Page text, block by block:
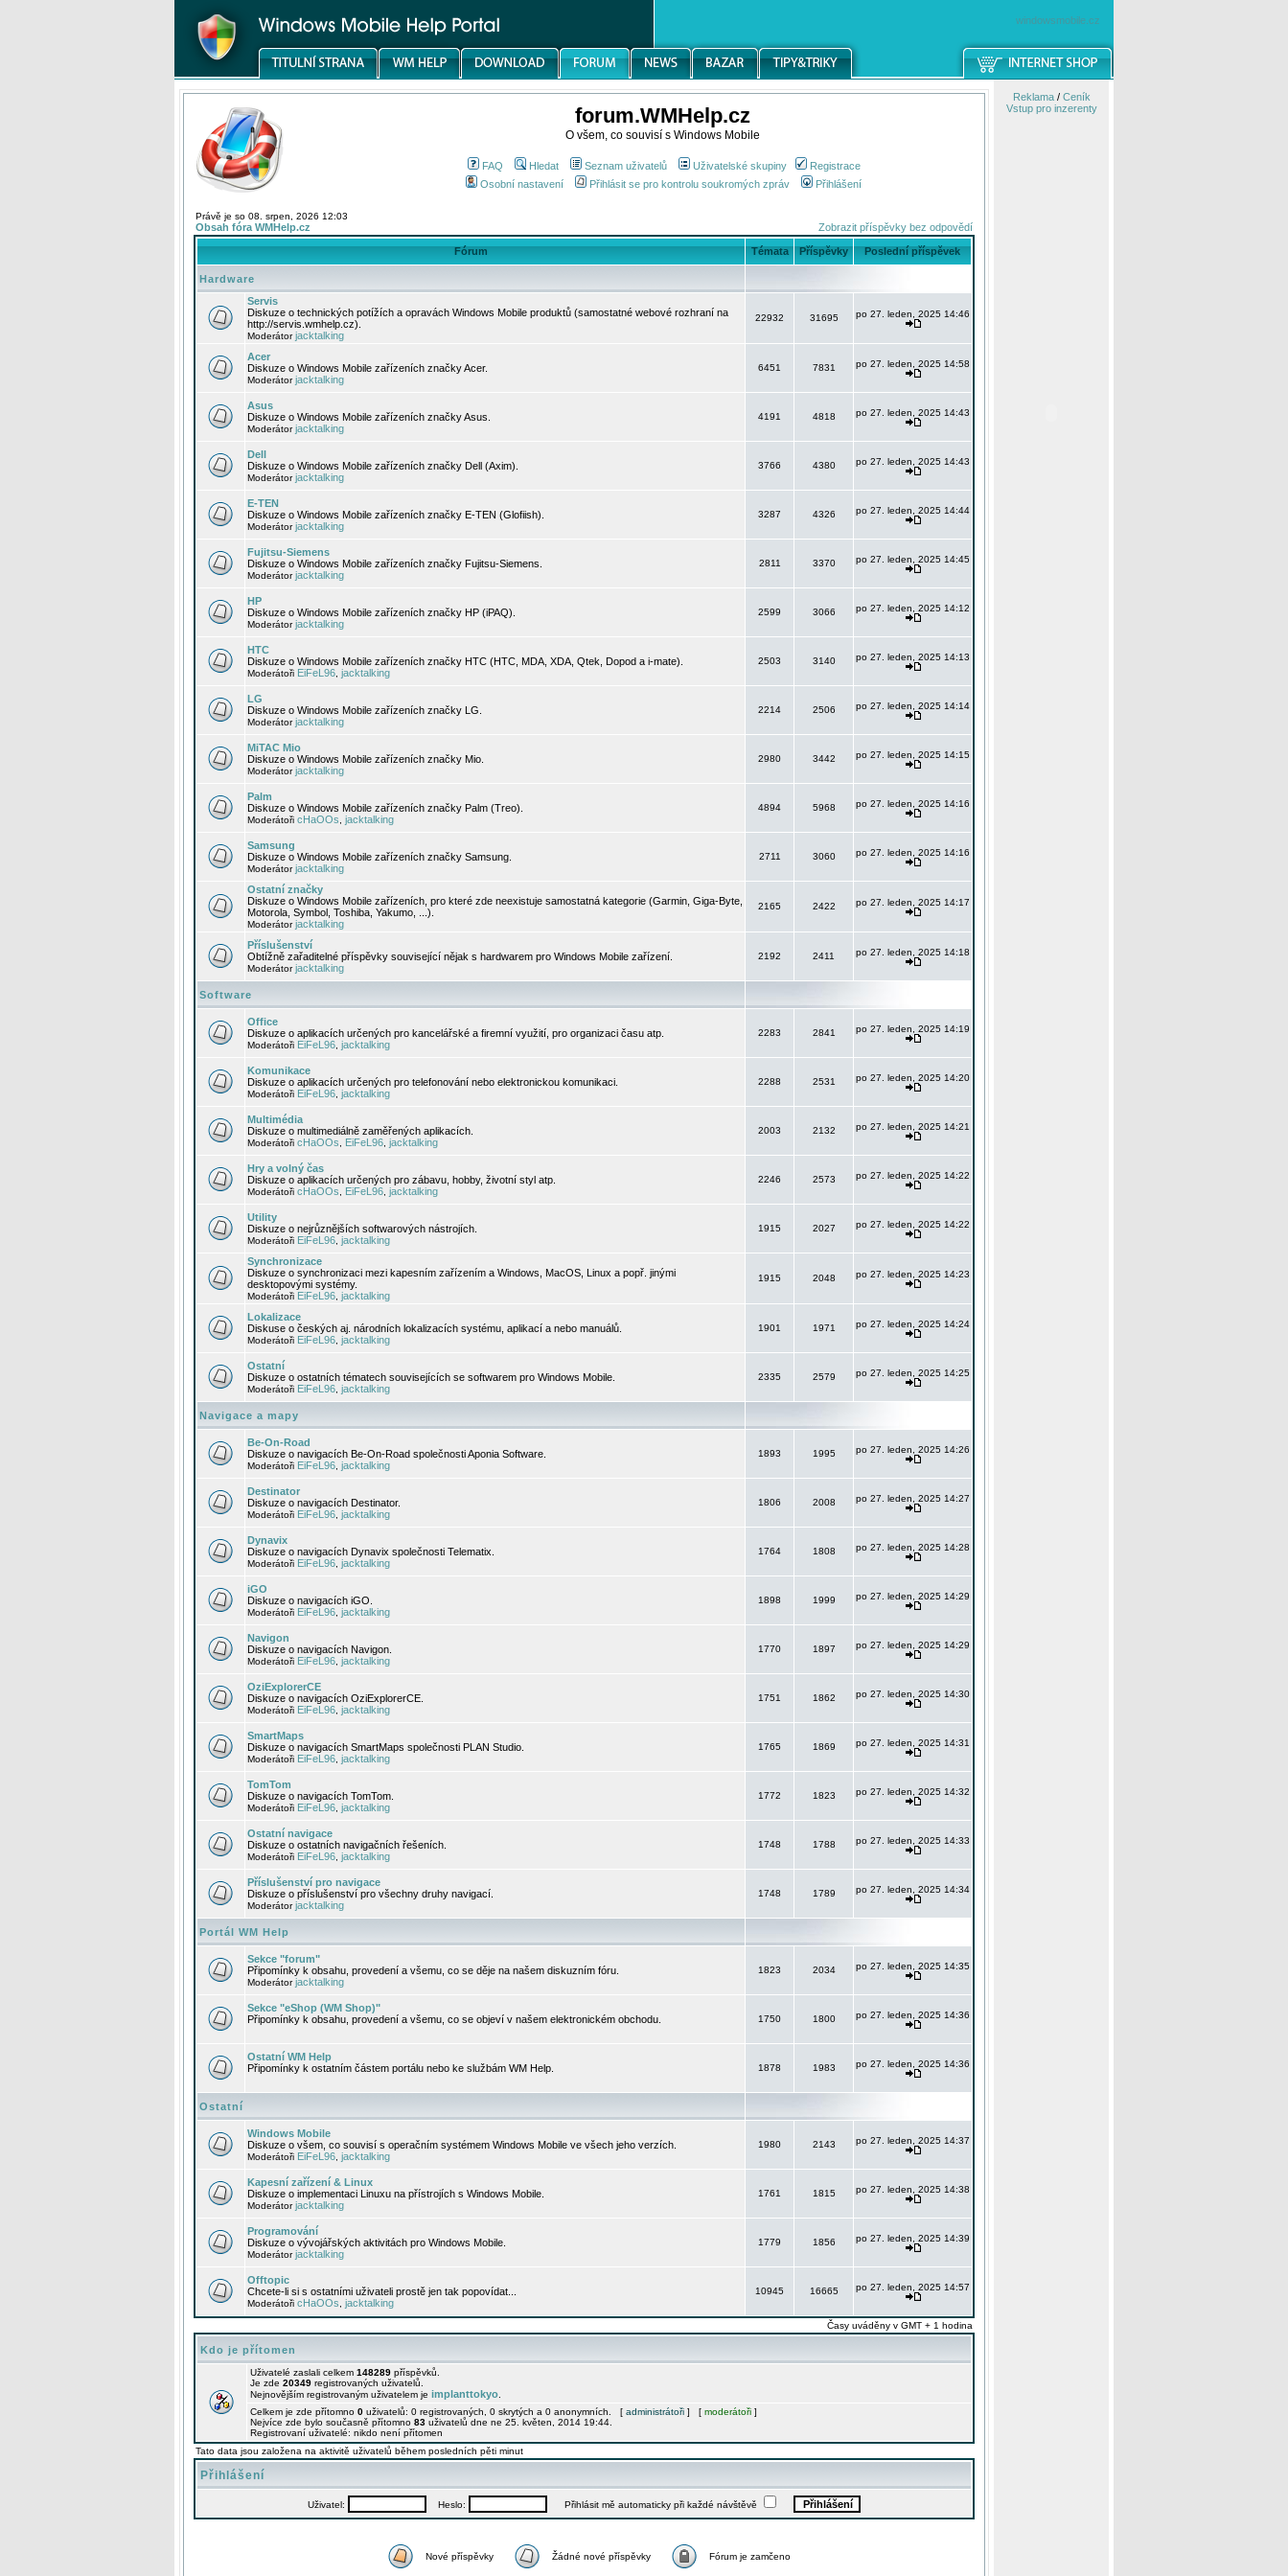
windowsmobile.cz
forum.WMHelp.cz
O všem, co souvisí s Windows Mobile
FAQ Hledat Seznam uživatelů Uživatelské skupiny
Registrace
Osobní nastavení
Přihlásit se pro kontrolu soukromých zpráv Přihlášení
Právě je so 08. srpen, 2026 12:03
Obsah fóra WMHelp.cz Zobrazit příspěvky bez odpovědí
Fórum Témata Příspěvky Poslední příspěvek
Hardware
Servis
Diskuze o technických potížích a opravách Windows Mobile produktů (samostatné webové rozhraní na
http://servis.wmhelp.cz).
Moderátorjacktalking
22932 31695 po 27. leden, 2025 14:46
Acer
Diskuze o Windows Mobile zařízeních značky Acer.
Moderátorjacktalking
6451 7831 po 27. leden, 2025 14:58
Asus
Diskuze o Windows Mobile zařízeních značky Asus.
Moderátorjacktalking
4191 4818 po 27. leden, 2025 14:43
Dell
Diskuze o Windows Mobile zařízeních značky Dell (Axim).
Moderátorjacktalking
3766 4380 po 27. leden, 2025 14:43
E-TEN
Diskuze o Windows Mobile zařízeních značky E-TEN (Glofiish).
Moderátorjacktalking
3287 4326 po 27. leden, 2025 14:44
Fujitsu-Siemens
Diskuze o Windows Mobile zařízeních značky Fujitsu-Siemens.
Moderátorjacktalking
2811 3370 po 27. leden, 2025 14:45
HP
Diskuze o Windows Mobile zařízeních značky HP (iPAQ).
Moderátorjacktalking
2599 3066 po 27. leden, 2025 14:12
HTC
Diskuze o Windows Mobile zařízeních značky HTC (HTC, MDA, XDA, Qtek, Dopod a i-mate).
Moderátoři EiFeL96 jacktalking
2503 3140 po 27. leden, 2025 14:13
LG
Diskuze o Windows Mobile zařízeních značky LG.
Moderátorjacktalking
2214 2506 po 27. leden, 2025 14:14
MiTAC Mio
Diskuze o Windows Mobile zařízeních značky Mio.
Moderátorjacktalking
2980 3442 po 27. leden, 2025 14:15
Palm
Diskuze o Windows Mobile zařízeních značky Palm (Treo).
Moderátoři cHaOOs jacktalking
4894 5968 po 27. leden, 2025 14:16
Samsung
Diskuze o Windows Mobile zařízeních značky Samsung.
Moderátorjacktalking
2711 3060 po 27. leden, 2025 14:16
Ostatní značky
Diskuze o Windows Mobile zařízeních, pro které zde neexistuje samostatná kategorie (Garmin, Giga-Byte,
Motorola, Symbol, Toshiba, Yakumo, ...).
Moderátorjacktalking
2165 2422 po 27. leden, 2025 14:17
Příslušenství
Obtížně zařaditelné příspěvky související nějak s hardwarem pro Windows Mobile zařízení.
Moderátorjacktalking
2192 2411 po 27. leden, 2025 14:18
Software
Office
Diskuze o aplikacích určených pro kancelářské a firemní využití, pro organizaci času atp.
Moderátoři EiFeL96 jacktalking
2283 2841 po 27. leden, 2025 14:19
Komunikace
Diskuze o aplikacích určených pro telefonování nebo elektronickou komunikaci.
Moderátoři EiFeL96 jacktalking
2288 2531 po 27. leden, 2025 14:20
Multimédia
Diskuze o multimediálně zaměřených aplikacích.
Moderátoři cHaOOs EiFeL96 jacktalking
2003 2132 po 27. leden, 2025 14:21
Hry a volný čas
Diskuze o aplikacích určených pro zábavu, hobby, životní styl atp.
Moderátoři cHaOOs EiFeL96 jacktalking
2246 2573 po 27. leden, 2025 14:22
Utility
Diskuze o nejrůznějších softwarových nástrojích.
Moderátoři EiFeL96 jacktalking
1915 2027 po 27. leden, 2025 14:22
Synchronizace
Diskuze o synchronizaci mezi kapesním zařízením a Windows, MacOS, Linux a popř. jinými
desktopovými systémy.
Moderátoři EiFeL96 jacktalking
1915 2048 po 27. leden, 2025 14:23
Lokalizace
Diskuse o českých aj. národních lokalizacích systému, aplikací a nebo manuálů.
Moderátoři EiFeL96 jacktalking
1901 1971 po 27. leden, 2025 14:24
Ostatní
Diskuze o ostatních tématech souvisejících se softwarem pro Windows Mobile.
Moderátoři EiFeL96 jacktalking
2335 2579 po 27. leden, 2025 14:25
Navigace a mapy
Be-On-Road
Diskuze o navigacích Be-On-Road společnosti Aponia Software.
Moderátoři EiFeL96 jacktalking
1893 1995 po 27. leden, 2025 14:26
Destinator
Diskuze o navigacích Destinator.
Moderátoři EiFeL96 jacktalking
1806 2008 po 27. leden, 2025 14:27
Dynavix
Diskuze o navigacích Dynavix společnosti Telematix.
Moderátoři EiFeL96 jacktalking
1764 1808 po 27. leden, 2025 14:28
iGO
Diskuze o navigacích iGO.
Moderátoři EiFeL96 jacktalking
1898 1999 po 27. leden, 2025 14:29
Navigon
Diskuze o navigacích Navigon.
Moderátoři EiFeL96 jacktalking
1770 1897 po 27. leden, 2025 14:29
OziExplorerCE
Diskuze o navigacích OziExplorerCE.
Moderátoři EiFeL96 jacktalking
1751 1862 po 27. leden, 2025 14:30
SmartMaps
Diskuze o navigacích SmartMaps společnosti PLAN Studio.
Moderátoři EiFeL96 jacktalking
1765 1869 po 27. leden, 2025 14:31
TomTom
Diskuze o navigacích TomTom.
Moderátoři EiFeL96 jacktalking
1772 1823 po 27. leden, 2025 14:32
Ostatní navigace
Diskuze o ostatních navigačních řešeních.
Moderátoři EiFeL96 jacktalking
1748 1788 po 27. leden, 2025 14:33
Příslušenství pro navigace
Diskuze o příslušenství pro všechny druhy navigací.
Moderátorjacktalking
1748 1789 po 27. leden, 2025 14:34
Portál WM Help
Sekce "forum"
Připomínky k obsahu, provedení a všemu, co se děje na našem diskuzním fóru.
Moderátorjacktalking
1823 2034 po 27. leden, 2025 14:35
Sekce "eShop (WM Shop)"
Připomínky k obsahu, provedení a všemu, co se objeví v našem elektronickém obchodu.
1750 1800 po 27. leden, 2025 14:36
Ostatní WM Help
Připomínky k ostatním částem portálu nebo ke službám WM Help.
1878 1983 po 27. leden, 2025 14:36
Ostatní
Windows Mobile
Diskuze o všem, co souvisí s operačním systémem Windows Mobile ve všech jeho verzích.
Moderátoři EiFeL96 jacktalking
1980 2143 po 27. leden, 2025 14:37
Kapesní zařízení & Linux
Diskuze o implementaci Linuxu na přístrojích s Windows Mobile.
Moderátorjacktalking
1761 1815 po 27. leden, 2025 14:38
Programování
Diskuze o vývojářských aktivitách pro Windows Mobile.
Moderátorjacktalking
1779 1856 po 27. leden, 2025 14:39
Offtopic
Chcete-li si s ostatními uživateli prostě jen tak popovídat...
Moderátoři cHaOOs jacktalking
10945 16665 po 27. leden, 2025 14:57
Časy uváděny v GMT + 1 hodina
Kdo je přítomen
Uživatelé zaslali celkem 148289 příspěvků.
Je zde 20349 registrovaných uživatelů.
Nejnovějším registrovaným uživatelem je implanttokyo
Celkem je zde přítomno 0 uživatelů: 0 registrovaných, 0 skrytých a 0 anonymních. [ administrátoři ] [ moderátoři ]
Nejvíce zde bylo současně přítomno 83 uživatelů dne ne 25. květen, 2014 19:44.
Registrovaní uživatelé: nikdo není přítomen
Tato data jsou založena na aktivitě uživatelů během posledních pěti minut
Přihlášení
Uživatel: Heslo: Přihlásit mě automaticky při každé návštěvě
Nové příspěvky Žádné nové příspěvky Fórum je zamčeno
Reklama/ Ceník
Vstup pro inzerenty